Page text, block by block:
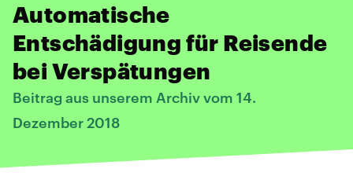
Automatische
Entschädigung für Reisende
bei Verspätungen
Beitrag aus unserem Archiv vom 14.
Dezember 2018